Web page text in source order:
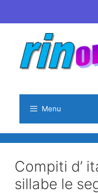
al
contenuto
Menu
Compiti d’
sillabe le